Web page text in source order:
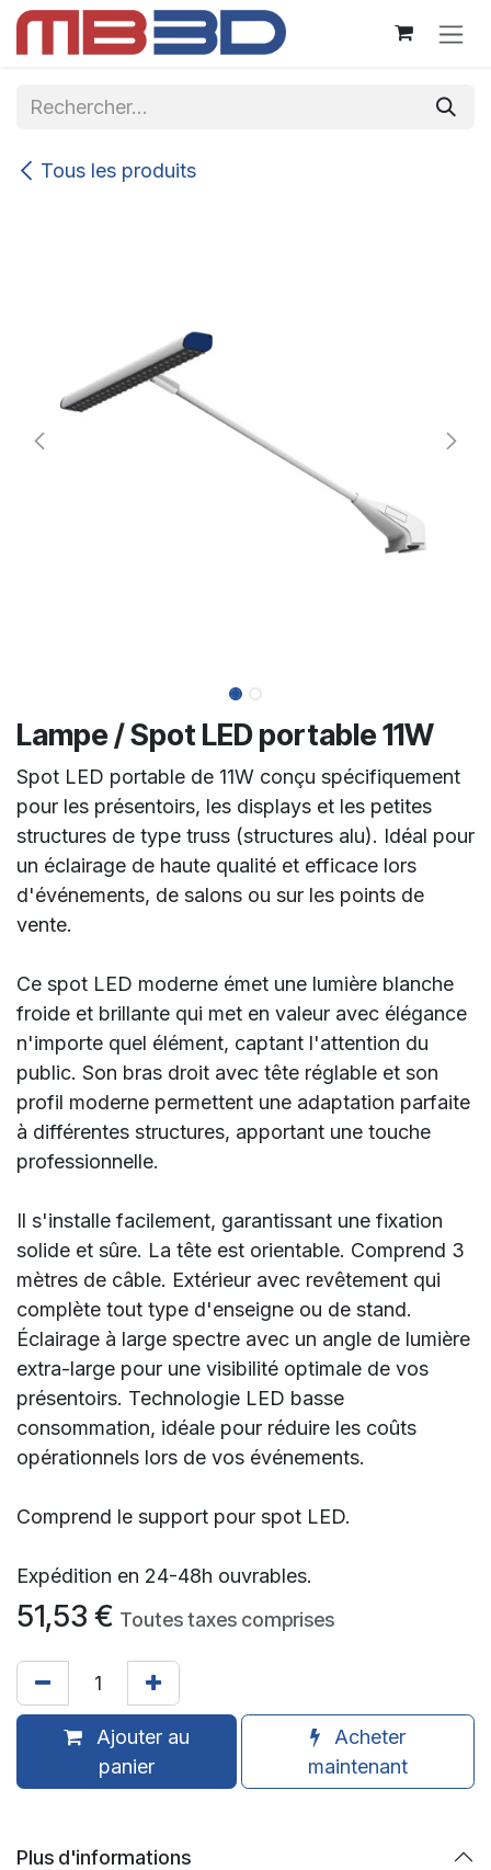
Se rendre au contenu
Tous les produits
Lampe / Spot LED portable 11W
Spot LED portable de 11W conçu spécifiquement
pour les présentoirs, les displays et les petites
structures de type truss (structures alu). Idéal pour
un éclairage de haute qualité et efficace lors
d'événements, de salons ou sur les points de
vente.
Ce spot LED moderne émet une lumière blanche
froide et brillante qui met en valeur avec élégance
n'importe quel élément, captant l'attention du
public. Son bras droit avec tête réglable et son
profil moderne permettent une adaptation parfaite
à différentes structures, apportant une touche
professionnelle.
Il s'installe facilement, garantissant une fixation
solide et sûre. La tête est orientable. Comprend 3
mètres de câble. Extérieur avec revêtement qui
complète tout type d'enseigne ou de stand.
Éclairage à large spectre avec un angle de lumière
extra-large pour une visibilité optimale de vos
présentoirs. Technologie LED basse
consommation, idéale pour réduire les coûts
opérationnels lors de vos événements.
Comprend le support pour spot LED.
Expédition en 24-48h ouvrables.
51,53 € Toutes taxes comprises
Ajouter au
panier
Acheter
maintenant
Plus d'informations